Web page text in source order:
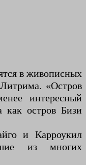
в живописных
«Остров
интересный
как остров Бизи
и Карроукил
из многих